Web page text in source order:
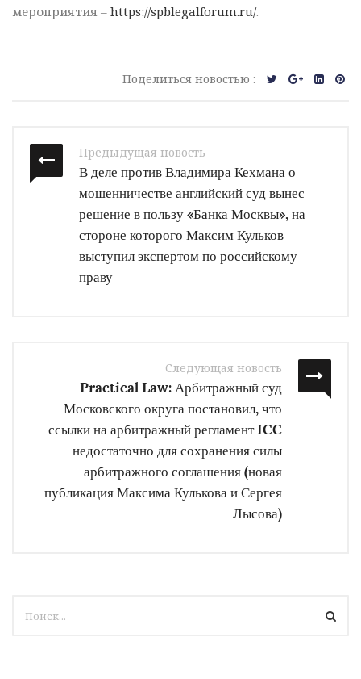
мероприятия – https://spblegalforum.ru/.
Поделиться новостью :
Предыдущая новость
В деле против Владимира Кехмана о
мошенничестве английский суд вынес
решение в пользу «Банка Москвы», на
стороне которого Максим Кульков
выступил экспертом по российскому
праву
Следующая новость
Practical Law: Арбитражный суд
Московского округа постановил, что
ссылки на арбитражный регламент ICC
недостаточно для сохранения силы
арбитражного соглашения (новая
публикация Максима Кулькова и Сергея
Лысова)